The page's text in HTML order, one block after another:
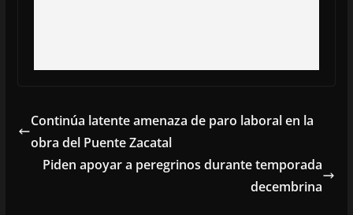
Continúa latente amenaza de paro laboral en la
obra del Puente Zacatal
Piden apoyar a peregrinos durante temporada
decembrina